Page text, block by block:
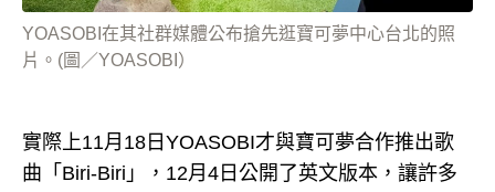
YOASOBI在其社群媒體公布搶先逛寶可夢中心台北的照
片。(圖／YOASOBI）
實際上11月18日YOASOBI才與寶可夢合作推出歌
曲「Biri-Biri」，12月4日公開了英文版本，讓許多